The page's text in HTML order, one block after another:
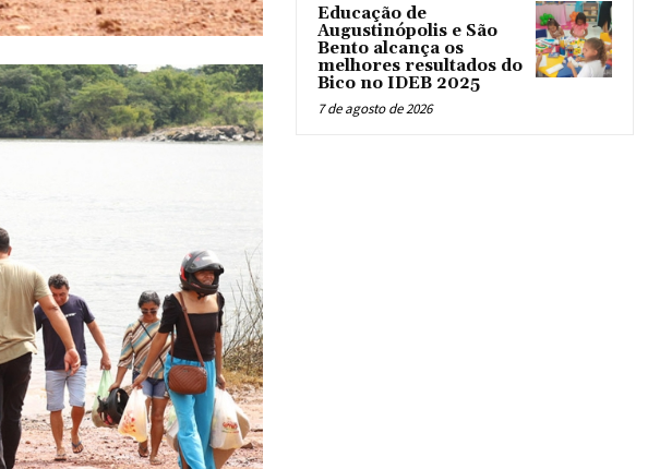
Educação de
Augustinópolis e São
Bento alcança os
melhores resultados do
Bico no IDEB 2025
7 de agosto de 2026